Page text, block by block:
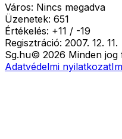
Város: Nincs megadva
Üzenetek: 651
Értékelés: +11 / -19
Regisztráció: 2007. 12. 11.
Sg.hu© 2026 Minden jog
Adatvédelmi nyilatkozat